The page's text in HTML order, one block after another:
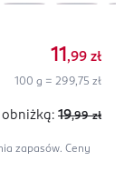
11 ,99 zł
100 g = 299,75 zł
obniżką: 19,99 zł
zapasów. Ceny